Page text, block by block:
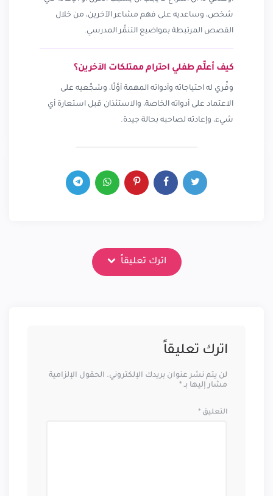
شخص، وساعديه على فهم مشاعر الآخرين، من خلال
القصص المرتبطة بمواضيع التنمُّر المدرسي.
كيف أعلِّم طفلي احترام ممتلكات الآخرين؟
وفِّري له احتياجاته وأدواته المهمة أوَّلًا، وشجِّعيه على
الاعتماد على أدواته الخاصة، والاستئذان قبل استعارة أي
شيء، وإعادته لصاحبه بحالة جيدة.
اترك تعليقاً
اترك تعليقاً
لن يتم نشر عنوان بريدك الإلكتروني. الحقول الإلزامية
مشار إليها بـ *
التعليق *